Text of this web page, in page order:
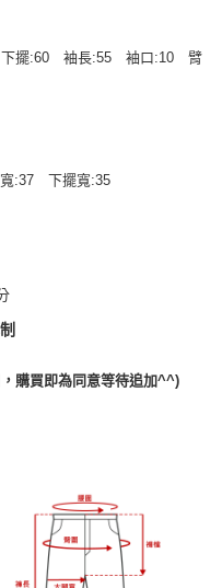
擺:60 袖長:55 袖口:10 臂
:37 下擺寬:35
購買即為同意等待追加^^)